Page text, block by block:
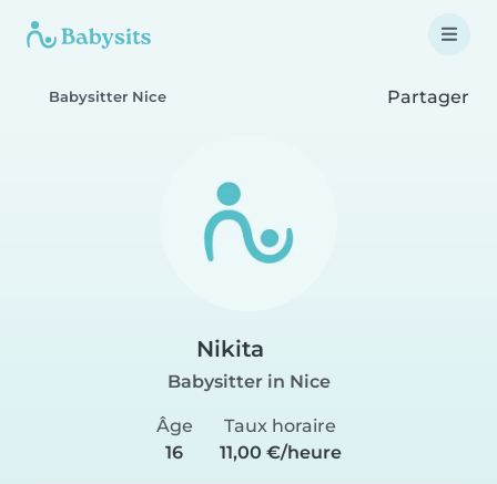
Babysitter Nice Partager
Nikita
Babysitter in Nice
Âge
16
Taux horaire
11,00 €/heure